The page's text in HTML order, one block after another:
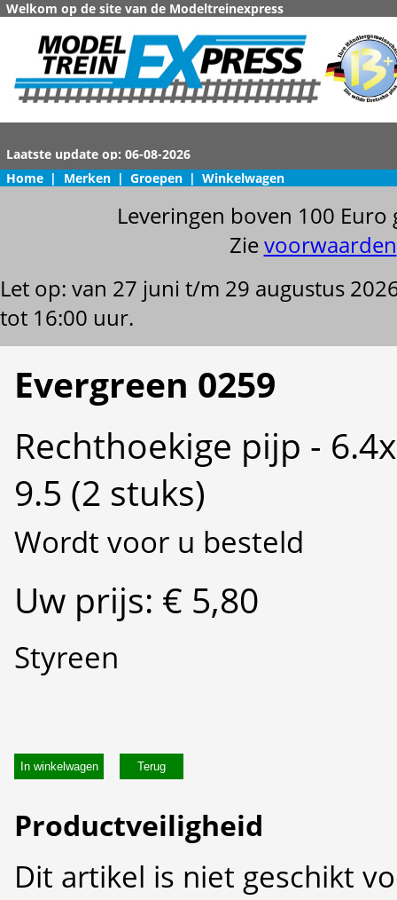
Welkom op de site van de Modeltreinexpress
Home | Merken | Groepen | Winkelwagen
Leveringen boven 100
Zievoorwaarden
Let op: van 27 juni t/m 29 augustus
tot 16:00 uur.
Evergreen 0259
Rechthoekige pijp - 6.4x
9.5 (2 stuks)
Wordt voor u besteld
Uw prijs: € 5,80
Styreen
In winkelwagen
Productveiligheid
Dit artikel is niet geschikt